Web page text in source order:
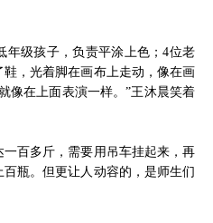
年级孩子，负责平涂上色；4位老
，光着脚在画布上走动，像在画
像在上面表演一样。”王沐晨笑着
百多斤，需要用吊车挂起来，再
瓶。但更让人动容的，是师生们